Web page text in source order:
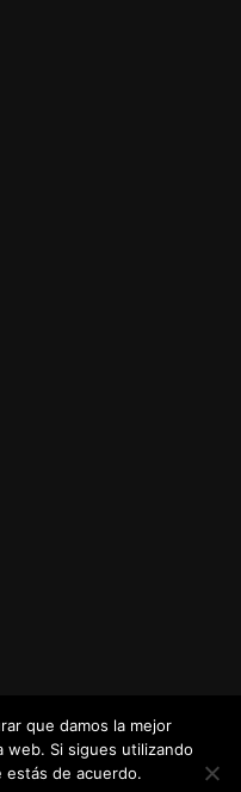
derechos reservados.
que damos la mejor
web. Si sigues utilizando
estás de acuerdo.